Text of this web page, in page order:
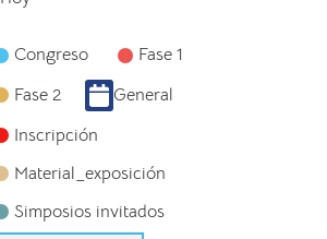
Congreso
Fase 1
Fase 2
General
Inscripción
Material_exposición
Simposios invitados